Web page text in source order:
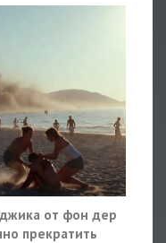
от фон дер
прекратить